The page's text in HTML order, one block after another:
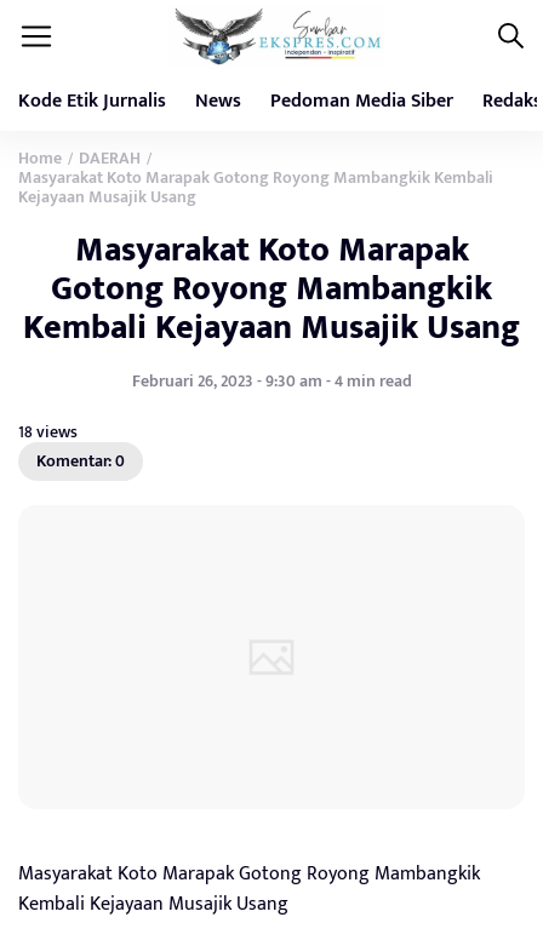
Kode Etik Jurnalis News Pedoman Media Siber
Home / DAERAH /
Masyarakat Koto Marapak Gotong Royong Mambangkik Kembali
Kejayaan Musajik Usang
Masyarakat Koto Marapak
Gotong Royong Mambangkik
Kembali Kejayaan Musajik Usang
Februari 26, 2023 - 9:30 am - 4 min read
18 views
Komentar: 0
Masyarakat Koto Marapak Gotong Royong Mambangkik
Kembali Kejayaan Musajik Usang